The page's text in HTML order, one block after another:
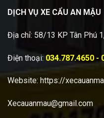
DỊCH VỤ XE CẨU AN MẬU
Địa chỉ: 58/13 KP Tân Phú
Điện thoại: 034.787.4650 -
Website: https://
Xecauanmau@gmail.com